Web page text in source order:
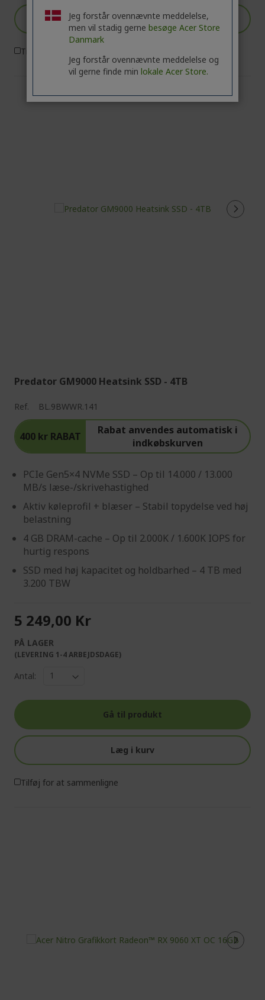
Læg i kurv
Tilføj for at sammenligne
Predator GM9000 Heatsink SSD - 4TB
Ref. BL.9BWWR.141
400 kr RABAT
Rabat anvendes automatisk i
indkøbskurven
PCIe Gen5×4 NVMe SSD – Op til 14.000 / 13.000
MB/s læse-/skrivehastighed
Aktiv køleprofil + blæser – Stabil topydelse ved høj
belastning
4 GB DRAM-cache – Op til 2.000K / 1.600K IOPS for
hurtig respons
SSD med høj kapacitet og holdbarhed – 4 TB med
3.200 TBW
5 249,00 Kr
PÅ LAGER
(LEVERING 1-4 ARBEJDSDAGE)
Antal:
Gå til produkt
Læg i kurv
Tilføj for at sammenligne
Jeg forstår ovennævnte meddelelse,
men vil stadig gerne besøge Acer Store
Danmark
Jeg forstår ovennævnte meddelelse og
vil gerne finde min lokale Acer Store.